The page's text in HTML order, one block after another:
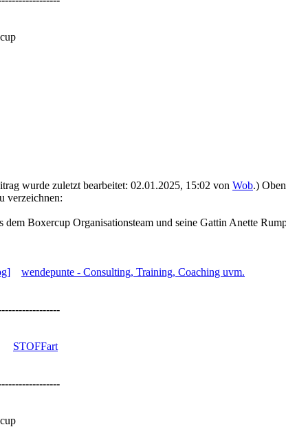
wurde zuletzt bearbeitet: 02.01.2025, 15:02 von Wob.) Oben
verzeichnen:
Boxercup Organisationsteam und seine Gattin Anette
wendepunte - Consulting, Training, Coaching uvm.
STOFFart